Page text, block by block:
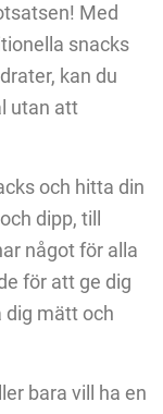
Med
snacks
kan du
utan att
och hitta din
dipp, till
något för alla
för att ge dig
dig mätt och
bara vill ha en